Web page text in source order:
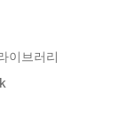
이브러리